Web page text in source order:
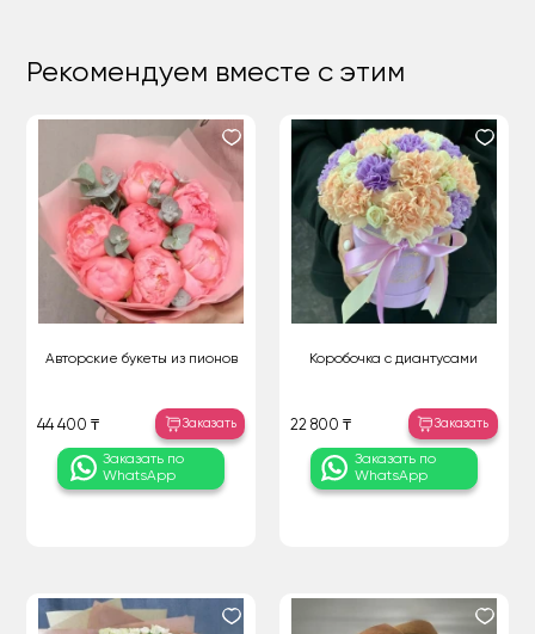
Рекомендуем вместе с этим
Авторские букеты из пионов
44 400 ₸ Заказать
Заказать по
WhatsApp
Коробочка с диантусами
22 800 ₸ Заказать
Заказать по
WhatsApp